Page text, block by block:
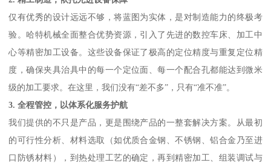
仅有优秀的设计远远不够，将蓝图为实体，是对制造能力的终极考
验。哈特机械全面整合优势资源，引入了先进的数控车床、加工中
心等精密加工设备。这些设备保证了极高的定位精度与重复定位精
度，确保夹具治具中的每一个定位面、每一个配合孔都能达到微米
级的加工要求。在这里，我们没有“差不多”，只有“准不准”。
3. 全程管控，以体系化服务护航
我们提供的不只是产品，更是围绕产品的一整套解决方案。从最初
的可行性分析、材料选取（如优质合金钢、不锈钢、铝合金乃至进
口防锈材料），到热处理工艺的确定，再到精密加工、组装调试与